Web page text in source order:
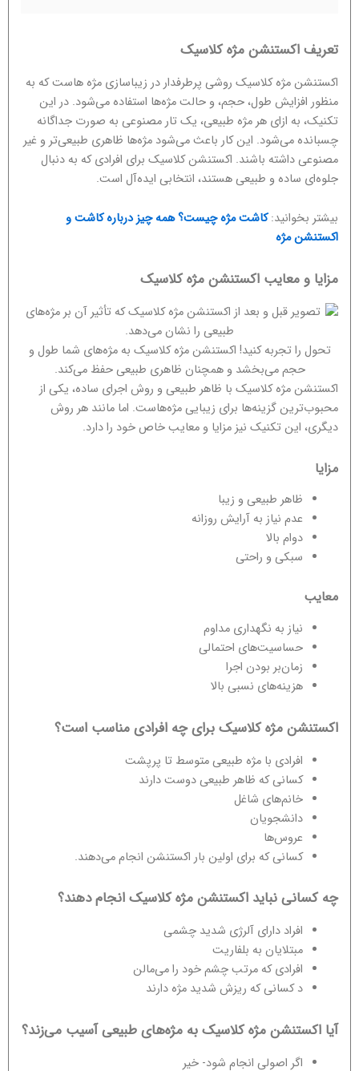
تعریف اکستنشن مژه کلاسیک
اکستنشن مژه کلاسیک روشی پرطرفدار در زیباسازی مژه هاست که به
منظور افزایش طول، حجم، و حالت مژه‌ها استفاده می‌شود. در این
تکنیک، به ازای هر مژه طبیعی، یک تار مصنوعی به صورت جداگانه
چسبانده می‌شود. این کار باعث می‌شود مژه‌ها ظاهری طبیعی‌تر و غیر
مصنوعی داشته باشند. اکستنشن کلاسیک برای افرادی که به دنبال
جلوه‌ای ساده و طبیعی هستند، انتخابی ایده‌آل است.
بیشتر بخوانید:کاشت مژه چیست؟ همه چیز درباره کاشت و
اکستنشن مژه
مزایا و معایب اکستنشن مژه کلاسیک
تحول را تجربه کنید! اکستنشن مژه کلاسیک به مژه‌های شما طول و
حجم می‌بخشد و همچنان ظاهری طبیعی حفظ می‌کند.
اکستنشن مژه کلاسیک با ظاهر طبیعی و روش اجرای ساده، یکی از
محبوب‌ترین گزینه‌ها برای زیبایی مژه‌هاست. اما مانند هر روش
دیگری، این تکنیک نیز مزایا و معایب خاص خود را دارد.
مزایا
ظاهر طبیعی و زیبا
عدم نیاز به آرایش روزانه
دوام بالا
سبکی و راحتی
معایب
نیاز به نگهداری مداوم
حساسیت‌های احتمالی
زمان‌بر بودن اجرا
هزینه‌های نسبی بالا
اکستنشن مژه کلاسیک برای چه افرادی مناسب است؟
افرادی با مژه طبیعی متوسط تا پرپشت
کسانی که ظاهر طبیعی دوست دارند
خانم‌های شاغل
دانشجویان
عروس‌ها
کسانی که برای اولین بار اکستنشن انجام می‌دهند.
چه کسانی نباید اکستنشن مژه کلاسیک انجام دهند؟
افراد دارای آلرژی شدید چشمی
مبتلایان به بلفاریت
افرادی که مرتب چشم خود را می‌مالن
د کسانی که ریزش شدید مژه دارند
آیا اکستنشن مژه کلاسیک به مژه‌های طبیعی آسیب می‌زند؟
اگر اصولی انجام شود- خیر